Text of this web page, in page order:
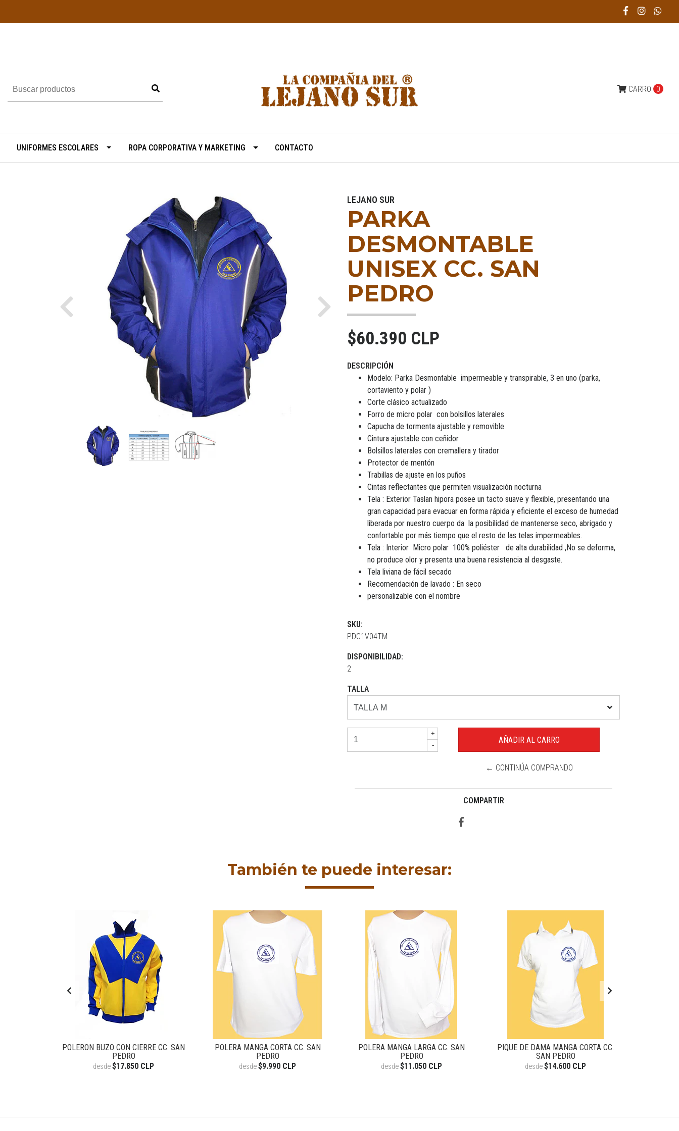
CARRO 0
UNIFORMES ESCOLARES ROPA CORPORATIVA Y MARKETING CONTACTO
Previous Next
LEJANO SUR
PARKA
DESMONTABLE
UNISEX CC. SAN
PEDRO
$60.390 CLP
DESCRIPCIÓN
Modelo: Parka Desmontable impermeable y transpirable, 3 en uno (parka,
cortaviento y polar )
Corte clásico actualizado
Forro de micro polar con bolsillos laterales
Capucha de tormenta ajustable y removible
Cintura ajustable con ceñidor
Bolsillos laterales con cremallera y tirador
Protector de mentón
Trabillas de ajuste en los puños
Cintas reflectantes que permiten visualización nocturna
Tela : Exterior Taslan hipora posee un tacto suave y flexible, presentando una
gran capacidad para evacuar en forma rápida y eficiente el exceso de humedad
liberada por nuestro cuerpo da la posibilidad de mantenerse seco, abrigado y
confortable por más tiempo que el resto de las telas impermeables.
Tela : Interior Micro polar 100% poliéster de alta durabilidad ,No se deforma,
no produce olor y presenta una buena resistencia al desgaste.
Tela liviana de fácil secado
Recomendación de lavado : En seco
personalizable con el nombre
SKU:
PDC1V04TM
DISPONIBILIDAD:
2
TALLA
+
-
← CONTINÚA COMPRANDO
COMPARTIR
También te puede interesar:
POLERON BUZO CON CIERRE CC. SAN
PEDRO
desde$17.850 CLP
POLERA MANGA CORTA CC. SAN
PEDRO
desde$9.990 CLP
POLERA MANGA LARGA CC. SAN
PEDRO
desde$11.050 CLP
PIQUE DE DAMA MANGA CORTA CC.
SAN PEDRO
desde$14.600 CLP